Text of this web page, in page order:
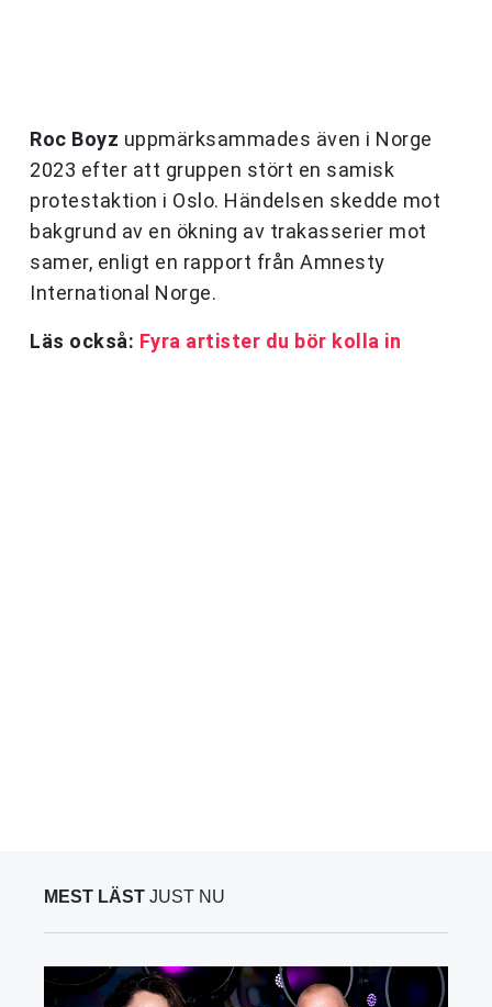
Roc Boyz uppmärksammades även i Norge
2023 efter att gruppen stört en samisk
protestaktion i Oslo. Händelsen skedde mot
bakgrund av en ökning av trakasserier mot
samer, enligt en rapport från Amnesty
International Norge.
Läs också: Fyra artister du bör kolla in
MEST LÄST JUST NU